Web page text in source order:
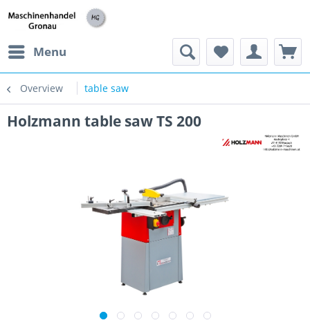
Menu
Overview table saw
Holzmann table saw TS 200